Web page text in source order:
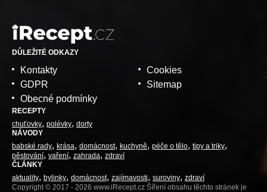
DŮLEŽITÉ ODKAZY
Kontakty
GDPR
Obecné podmínky
Cookies
Sitemap
RECEPTY
chuťovky polévky dorty
NÁVODY
babské rady krása domácnost kuchyně péče o tělo tipy a triky
pěstování vaření zahrada
zdraví
ČLÁNKY
aktuality bylinky domácnost zajímavosti suroviny zdraví
Copyright © 2017 - 2026 www.iRecept.cz Šíření obsahu těchto stránek je